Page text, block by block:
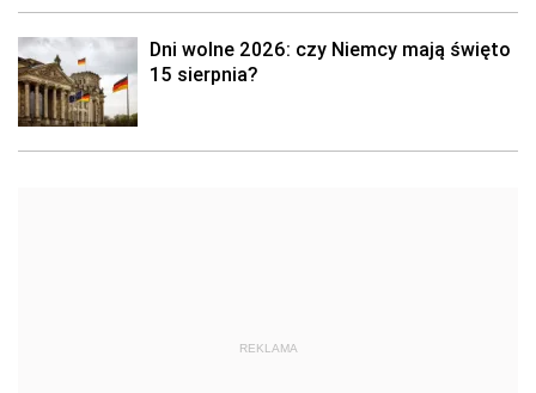
Dni wolne 2026: czy Niemcy mają święto
15 sierpnia?
REKLAMA